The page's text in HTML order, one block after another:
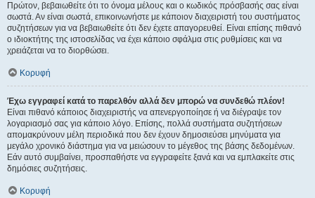
Πρώτον, βεβαιωθείτε ότι το όνομα μέλους και ο κωδικός πρόσβασής σας είναι
σωστά. Αν είναι σωστά, επικοινωνήστε με κάποιον διαχειριστή του συστήματος
συζητήσεων για να βεβαιωθείτε ότι δεν έχετε απαγορευθεί. Είναι επίσης πιθανό
ο ιδιοκτήτης της ιστοσελίδας να έχει κάποιο σφάλμα στις ρυθμίσεις και να
χρειάζεται να το διορθώσει.
Κορυφή
Έχω εγγραφεί κατά το παρελθόν αλλά δεν μπορώ να συνδεθώ πλέον!
Είναι πιθανό κάποιος διαχειριστής να απενεργοποίησε ή να διέγραψε τον
λογαριασμό σας για κάποιο λόγο. Επίσης, πολλά συστήματα συζητήσεων
απομακρύνουν μέλη περιοδικά που δεν έχουν δημοσιεύσει μηνύματα για
μεγάλο χρονικό διάστημα για να μειώσουν το μέγεθος της βάσης δεδομένων.
Εάν αυτό συμβαίνει, προσπαθήστε να εγγραφείτε ξανά και να εμπλακείτε στις
δημόσιες συζητήσεις.
Κορυφή